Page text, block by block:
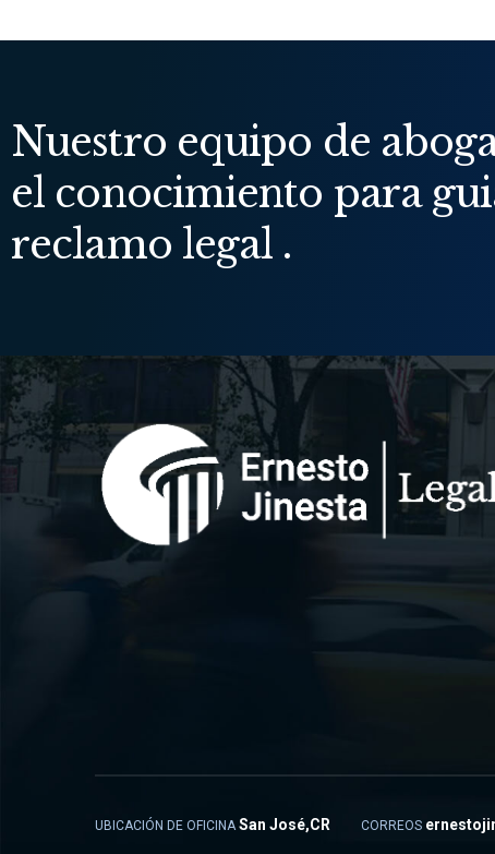
Nuestro equipo de
el conocimiento para
reclamo legal .
UBICACIÓN DE OFICINASan José,CR CORREOS